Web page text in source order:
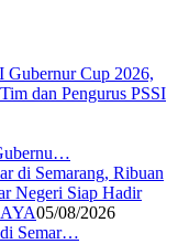
05/08/2026
Semar…